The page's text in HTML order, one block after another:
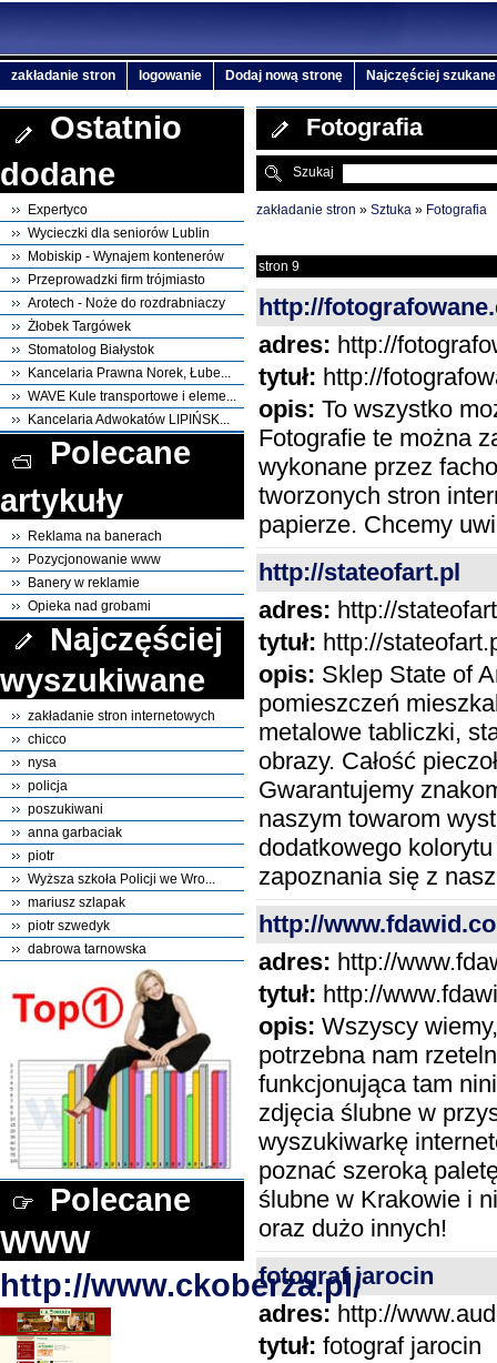
zakładanie stron logowanie Dodaj nową stronę Najczęściej szukane
Fotografia
Szukaj
zakładanie stron » Sztuka » Fotografia
stron 9
http://
adres: http://
tytuł: http://
opis: To wszystko
Fotografie te można
wykonane przez
tworzonych stron
papierze. Chcemy
http://stateofart.pl
adres: http://
tytuł: http://
opis: Sklep State of
pomieszczeń
metalowe tabliczki,
obrazy. Całość
Gwarantujemy
naszym towarom
dodatkowego
zapoznania się z
http://
adres: http://
tytuł: http://
opis: Wszyscy
potrzebna nam
funkcjonująca tam
zdjęcia ślubne w
wyszukiwarkę
poznać szeroką
ślubne w Krakowie i
oraz dużo innych!
fotograf jarocin
adres: http://
tytuł: fotograf jarocin
Ostatnio
dodane
Expertyco
Wycieczki dla seniorów Lublin
Mobiskip - Wynajem kontenerów
Przeprowadzki firm trójmiasto
Arotech - Noże do rozdrabniaczy
Żłobek Targówek
Stomatolog Białystok
Kancelaria Prawna Norek, Łube...
WAVE Kule transportowe i eleme...
Kancelaria Adwokatów LIPIŃSK...
Polecane
artykuły
Reklama na banerach
Pozycjonowanie www
Banery w reklamie
Opieka nad grobami
Najczęściej
wyszukiwane
zakładanie stron internetowych
chicco
nysa
policja
poszukiwani
anna garbaciak
piotr
Wyższa szkoła Policji we Wro...
mariusz szlapak
piotr szwedyk
dabrowa tarnowska
Polecane
WWW
http://www.ckoberza.pl/